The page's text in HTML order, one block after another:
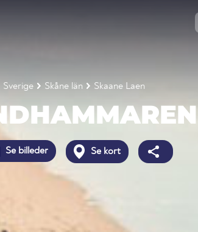
Sverige Skåne län Skaane Laen
Se billeder Se kort